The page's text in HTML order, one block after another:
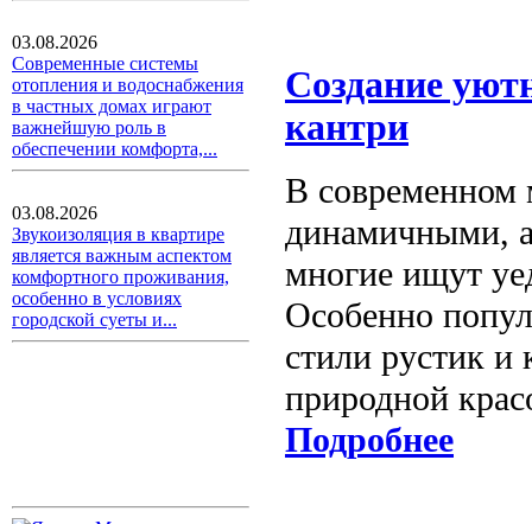
03.08.2026
Современные системы
отопления и водоснабжения
в частных домах играют
важнейшую роль в
обеспечении комфорта,...
03.08.2026
Звукоизоляция в квартире
является важным аспектом
комфортного проживания,
особенно в условиях
городской суеты и...
Создание
кантри
В современном
динамичными,
многие ищут
Особенно
стили рустик и
природной
Подробнее